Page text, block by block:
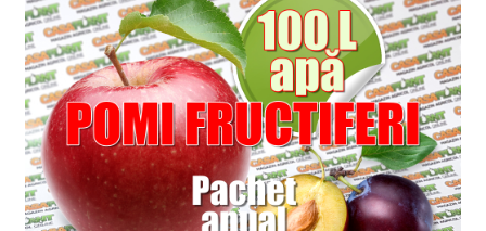
Casa și grădina
Extinde
meniul
copil
Sere și solarii
Extinde
meniul
copil